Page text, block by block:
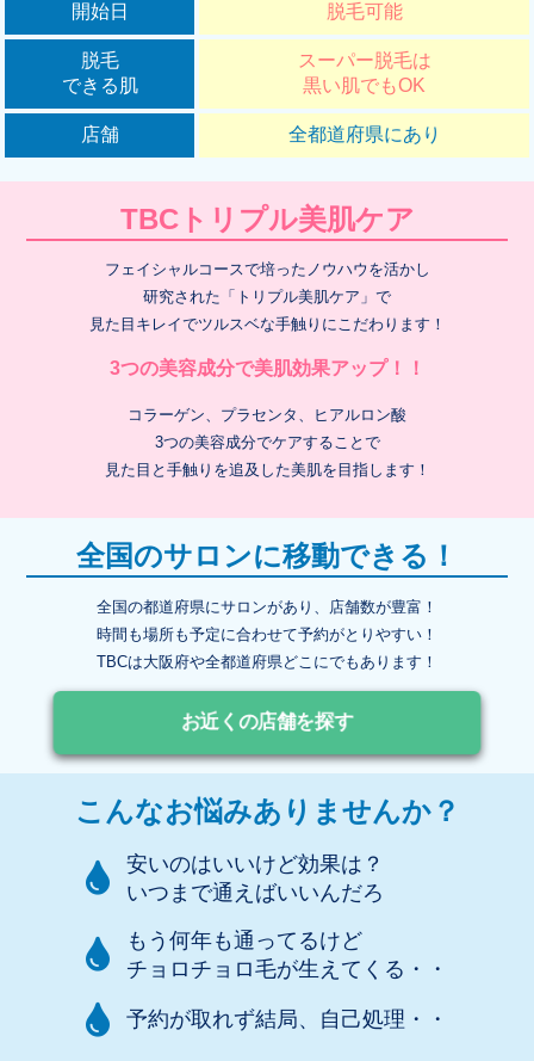
開始日 脱毛可能
脱毛
できる肌
スーパー脱毛は
黒い肌でもOK
店舗 全都道府県にあり
TBCトリプル美肌ケア
フェイシャルコースで培ったノウハウを活かし
研究された「トリプル美肌ケア」で
見た目キレイでツルスベな手触りにこだわります！
3つの美容成分で美肌効果アップ！！
コラーゲン、プラセンタ、ヒアルロン酸
3つの美容成分でケアすることで
見た目と手触りを追及した美肌を目指します！
全国のサロンに移動できる！
全国の都道府県にサロンがあり、店舗数が豊富！
時間も場所も予定に合わせて予約がとりやすい！
TBCは大阪府や全都道府県どこにでもあります！
お近くの店舗を探す
こんなお悩みありませんか？
安いのはいいけど効果は？
いつまで通えばいいんだろ
もう何年も通ってるけど
チョロチョロ毛が生えてくる・・
予約が取れず結局、自己処理・・